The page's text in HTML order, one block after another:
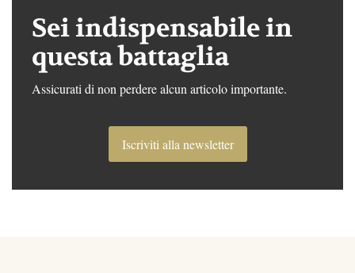
Sei indispensabile in
questa battaglia
Assicurati di non perdere alcun articolo importante.
Iscriviti alla newsletter